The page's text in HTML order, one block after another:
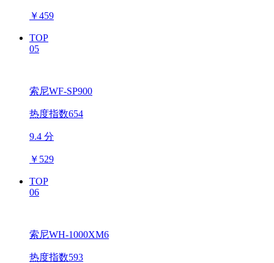
￥459
TOP
05
索尼WF-SP900
热度指数654
9.4 分
￥ 529
TOP
06
索尼WH-1000XM6
热度指数593